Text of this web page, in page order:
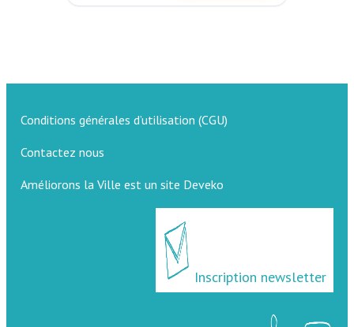
Conditions générales d’utilisation (CGU)
Contactez nous
Améliorons la Ville est un site Deveko
Inscription newsletter